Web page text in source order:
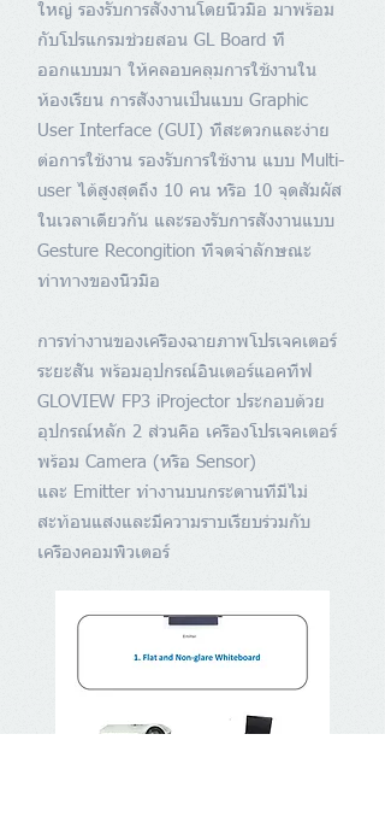
ใหญ่ รองรับการสั่งงานโดยนิ้วมือ มาพร้อม
กับโปรแกรมช่วยสอน GL Board ที่
ออกแบบมา ให้คลอบคลุมการใช้งานใน
ห้องเรียน การสั่งงานเป็นแบบ Graphic
User Interface (GUI) ที่สะดวกและง่าย
ต่อการใช้งาน รองรับการใช้งาน แบบ Multi-
user ได้สูงสุดถึง 10 คน หรือ 10 จุดสัมผัส
ในเวลาเดียวกัน และรองรับการสั่งงานแบบ
Gesture Recongition ที่จดจำลักษณะ
ท่าทางของนิ้วมือ
การทำงานของเครื่องฉายภาพโปรเจคเตอร์
ระยะสั้น พร้อมอุปกรณ์อินเตอร์แอคทีฟ
GLOVIEW FP3 iProjector ประกอบด้วย
อุปกรณ์หลัก 2 ส่วนคือ เครื่องโปรเจคเตอร์
พร้อม Camera (หรือ Sensor)
และ Emitter ทำงานบนกระดานที่มีไม่
สะท้อนแสงและมีความราบเรียบร่วมกับ
เครื่องคอมพิวเตอร์